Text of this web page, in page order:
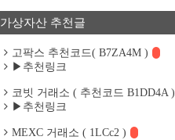
가상자산 추천글
고팍스 추천코드( B7ZA4M )
▶추천링크
코빗 거래소 ( 추천코드 B1DD4A )
▶추천링크
MEXC 거래소 ( 1LCc2 )